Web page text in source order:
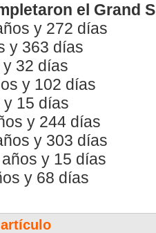
el Grand
y 272 días
y 363 días
32 días
y 102 días
y 15 días
y 244 días
y 303 días
y 15 días
y 68 días